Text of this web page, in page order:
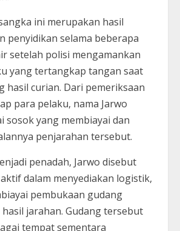
ini merupakan hasil
penyidikan selama beberapa
setelah polisi mengamankan
yang tertangkap tangan saat
hasil curian. Dari pemeriksaan
para pelaku, nama Jarwo
sosok yang membiayai dan
penjarahan tersebut.
penadah, Jarwo disebut
dalam menyediakan logistik,
pembukaan gudang
jarahan. Gudang tersebut
tempat sementara